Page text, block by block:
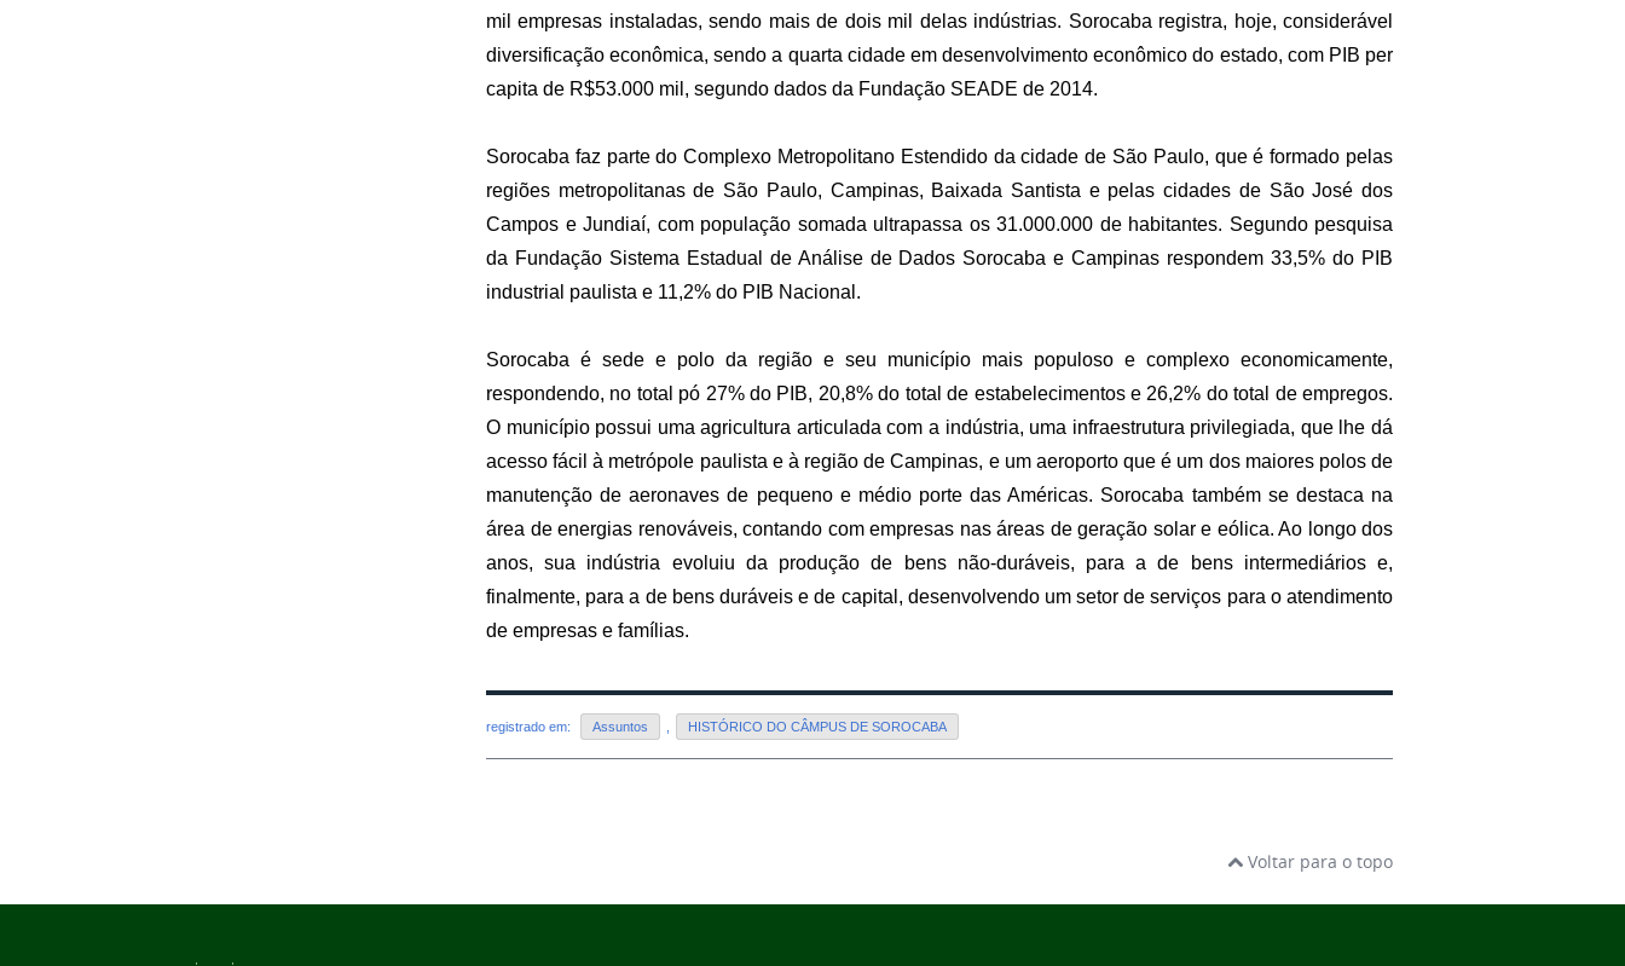
mil empresas instaladas, sendo mais de dois mil delas indústrias. Sorocaba registra, hoje, considerável
diversificação econômica, sendo a quarta cidade em desenvolvimento econômico do estado, com PIB per
capita de R$53.000 mil, segundo dados da Fundação SEADE de 2014.
Sorocaba faz parte do Complexo Metropolitano Estendido da cidade de São Paulo, que é formado pelas
regiões metropolitanas de São Paulo, Campinas, Baixada Santista e pelas cidades de São José dos
Campos e Jundiaí, com população somada ultrapassa os 31.000.000 de habitantes. Segundo pesquisa
da Fundação Sistema Estadual de Análise de Dados Sorocaba e Campinas respondem 33,5% do PIB
industrial paulista e 11,2% do PIB Nacional.
Sorocaba é sede e polo da região e seu município mais populoso e complexo economicamente,
respondendo, no total pó 27% do PIB, 20,8% do total de estabelecimentos e 26,2% do total de empregos.
O município possui uma agricultura articulada com a indústria, uma infraestrutura privilegiada, que lhe dá
acesso fácil à metrópole paulista e à região de Campinas, e um aeroporto que é um dos maiores polos de
manutenção de aeronaves de pequeno e médio porte das Américas. Sorocaba também se destaca na
área de energias renováveis, contando com empresas nas áreas de geração solar e eólica. Ao longo dos
anos, sua indústria evoluiu da produção de bens não-duráveis, para a de bens intermediários e,
finalmente, para a de bens duráveis e de capital, desenvolvendo um setor de serviços para o atendimento
de empresas e famílias.
registrado em: Assuntos HISTÓRICO DO CÂMPUS DE SOROCABA
Voltar para o topo